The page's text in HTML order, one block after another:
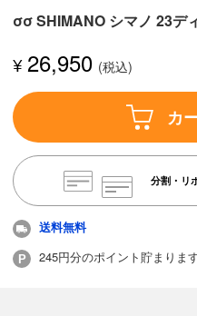
σσ SHIMANO シマノ 23デ
¥26,950
カ
分割・リ
送料無料
245円分のポイント貯まりま